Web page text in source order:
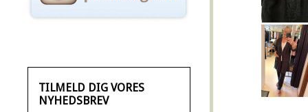
TILMELD DIG VORES
NYHEDSBREV